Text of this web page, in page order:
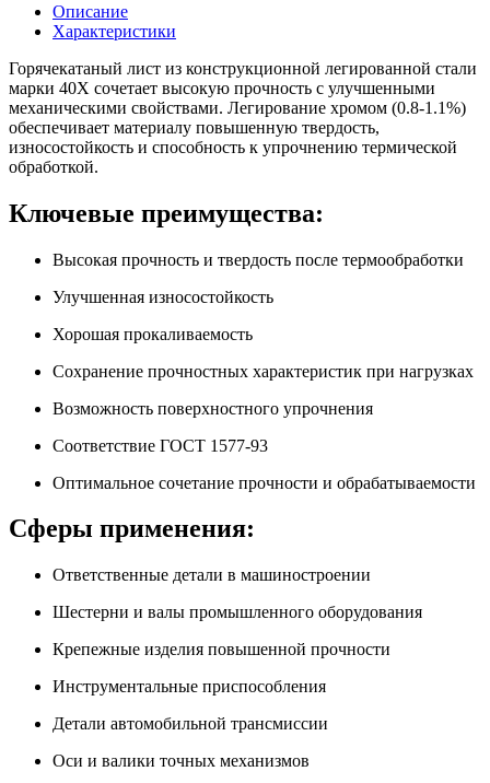
Описание
Характеристики
Горячекатаный лист из конструкционной легированной стали
марки 40Х сочетает высокую прочность с улучшенными
механическими свойствами. Легирование хромом (0.8-1.1%)
обеспечивает материалу повышенную твердость,
износостойкость и способность к упрочнению термической
обработкой.
Ключевые преимущества:
Высокая прочность и твердость после термообработки
Улучшенная износостойкость
Хорошая прокаливаемость
Сохранение прочностных характеристик при нагрузках
Возможность поверхностного упрочнения
Соответствие ГОСТ 1577-93
Оптимальное сочетание прочности и обрабатываемости
Сферы применения:
Ответственные детали в машиностроении
Шестерни и валы промышленного оборудования
Крепежные изделия повышенной прочности
Инструментальные приспособления
Детали автомобильной трансмиссии
Оси и валики точных механизмов